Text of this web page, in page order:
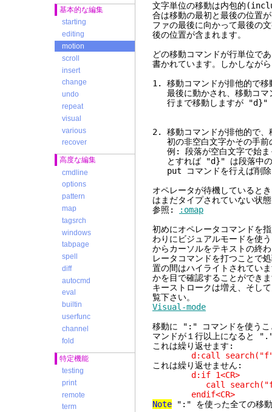
基本的な編集
starting
editing
motion
scroll
insert
change
undo
repeat
visual
various
recover
高度な編集
cmdline
options
pattern
map
tagsrch
windows
tabpage
spell
diff
autocmd
eval
builtin
userfunc
channel
fold
特定機能
testing
print
remote
term
文字単位の移動は内包的
合は移動の最初と最後の位置
ファの最後に向かって最後の
後の位置が含まれます。
どの移動コマンドが行単位で
書かれています。しかしなが
1. 移動コマンドが排他的で移
最後に動かされ、移動コマ
行まで移動しますが "d}"
2. 移動コマンドが排他的で、
初の非空白文字かその手前
例: 段落が空白文字で始ま
とすれば "d}" は段落中のす
put コマンドを行えば削除
オペレータが待機していると
はまだタイプされていない状
参照:
:omap
初めにオペレータコマンドを
わりにビジュアルモードを
からカーソルをテキストの終
レータコマンドを打つことで
置の間はハイライトされてい
かを目で確認することができ
キーストロークは増え、そし
覧下さい。
Visual-mode
移動に ":" コマンドを使う
マンドが１行以上になると
これは繰り返せます:
d:call
これは繰り返せません:
d:if 1<CR>
call
endif<CR>
Note ":" を使った全ての移動